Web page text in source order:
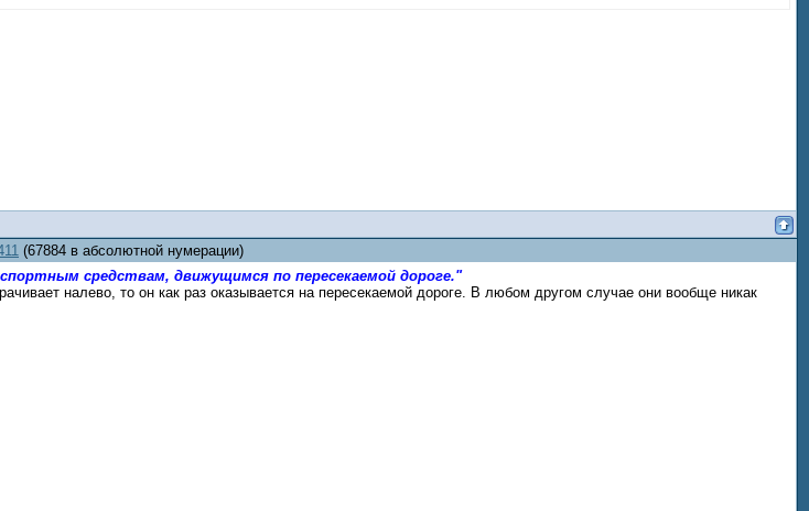
(67884 в абсолютной нумерации)
средствам, движущимся по пересекаемой дороге."
налево, то он как раз оказывается на пересекаемой дороге. В любом другом случае они вообще никак